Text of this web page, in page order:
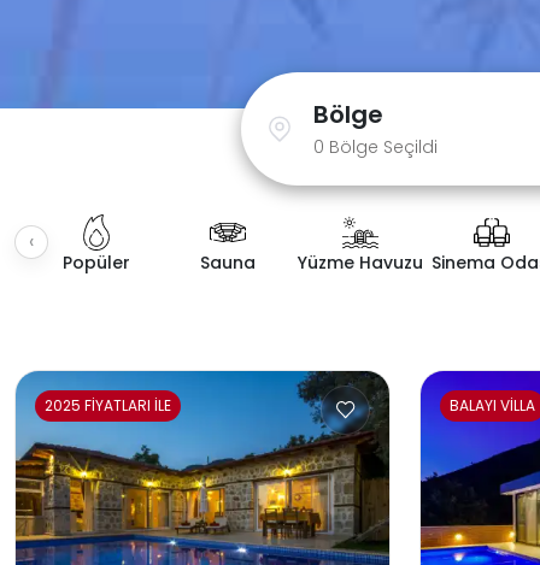
Bölge
0 Bölge Seçildi
Popüler Sauna Yüzme Havuzu Sinema
‹
2025 FİYATLARI İLE BALAYI VİLLA